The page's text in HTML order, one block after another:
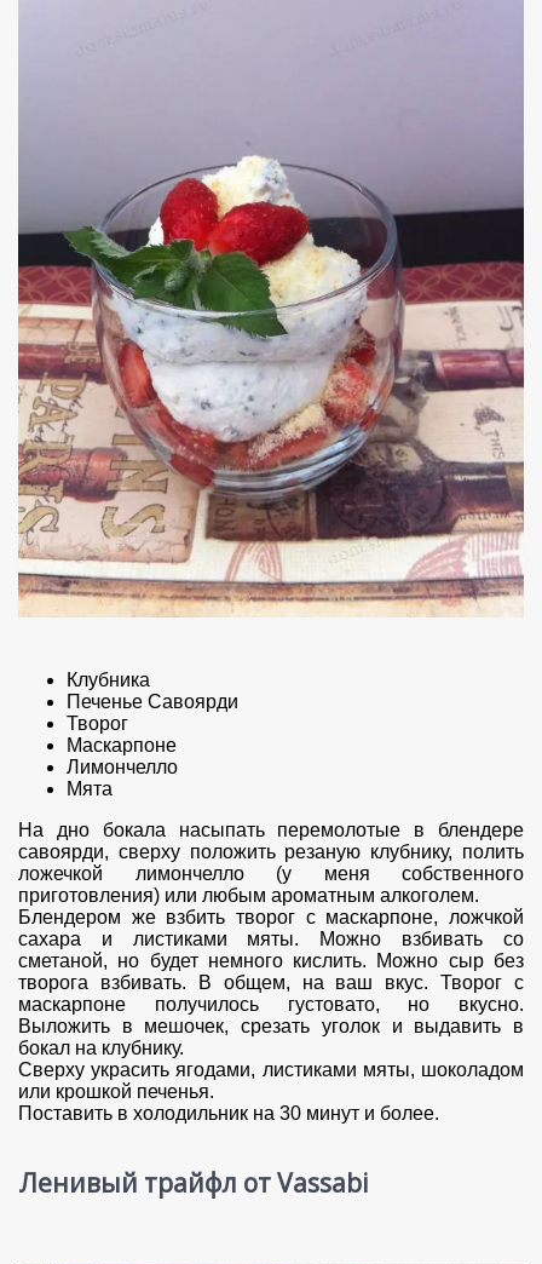
Клубника
Печенье Савоярди
Творог
Маскарпоне
Лимончелло
Мята
На дно бокала насыпать перемолотые в блендере
савоярди, сверху положить резаную клубнику, полить
ложечкой лимончелло (у меня собственного
приготовления) или любым ароматным алкоголем.
Блендером же взбить творог с маскарпоне, ложчкой
сахара и листиками мяты. Можно взбивать со
сметаной, но будет немного кислить. Можно сыр без
творога взбивать. В общем, на ваш вкус. Творог с
маскарпоне получилось густовато, но вкусно.
Выложить в мешочек, срезать уголок и выдавить в
бокал на клубнику.
Сверху украсить ягодами, листиками мяты, шоколадом
или крошкой печенья.
Поставить в холодильник на 30 минут и более.
Ленивый трайфл от Vassabi